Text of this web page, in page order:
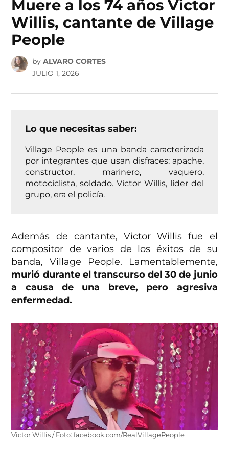
Muere a los 74 años Victor
Willis, cantante de Village
People
by ALVARO CORTES
JULIO 1, 2026
Lo que necesitas saber:
Village People es una banda caracterizada
por integrantes que usan disfraces: apache,
constructor, marinero, vaquero,
motociclista, soldado. Victor Willis, líder del
grupo, era el policía.
Además de cantante, Victor Willis fue el
compositor de varios de los éxitos de su
banda, Village People. Lamentablemente,
murió durante el transcurso del 30 de junio
a causa de una breve, pero agresiva
enfermedad.
Victor Willis / Foto: facebook.com/RealVillagePeople